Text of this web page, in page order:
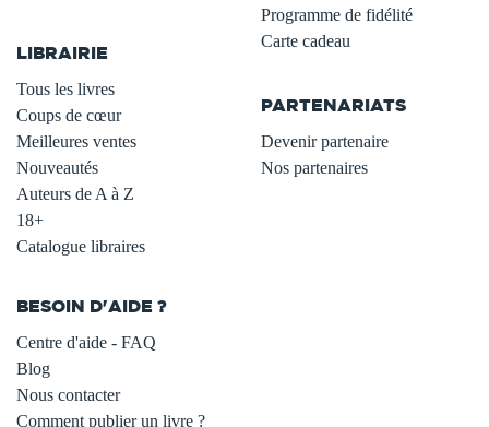
LIBRAIRIE
Tous les livres
Coups de cœur
Meilleures ventes
Nouveautés
Auteurs de A à Z
18+
Catalogue libraires
Programme de fidélité
Carte cadeau
PARTENARIATS
Devenir partenaire
Nos partenaires
BESOIN D'AIDE ?
Centre d'aide - FAQ
Blog
Nous contacter
Comment publier un livre ?